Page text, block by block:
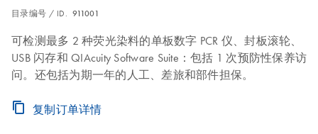
目录编号 / ID. 911001
可检测最多 2 种荧光染料的单板数字 PCR 仪、封板滚轮、
USB 闪存和 QIAcuity Software Suite：包括 1 次预防性保养访
问。还包括为期一年的人工、差旅和部件担保。
复制订单详情